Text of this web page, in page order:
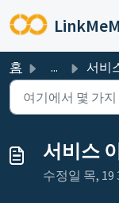
홈 ... 서비
서비스
수정일 목, 19